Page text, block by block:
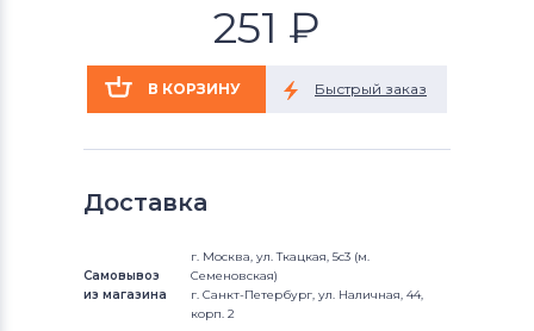
251 ₽
Доставка
Самовывоз
из магазина
г. Москва, ул. Ткацкая, 5с3 (м.
Семеновская)
г. Санкт-Петербург, ул. Наличная, 44,
корп. 2